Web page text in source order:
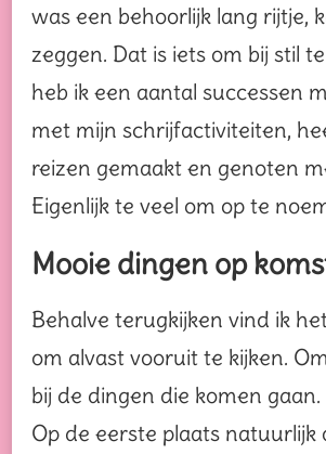
was een behoorlijk lang rijtje,
zeggen. Dat is iets om bij stil
heb ik een aantal successen
met mijn schrijfactiviteiten,
reizen gemaakt en genoten
Eigenlijk te veel om op te
Mooie dingen op
Behalve terugkijken vind ik
om alvast vooruit te kijken.
bij de dingen die komen gaan.
Op de eerste plaats natuurlijk